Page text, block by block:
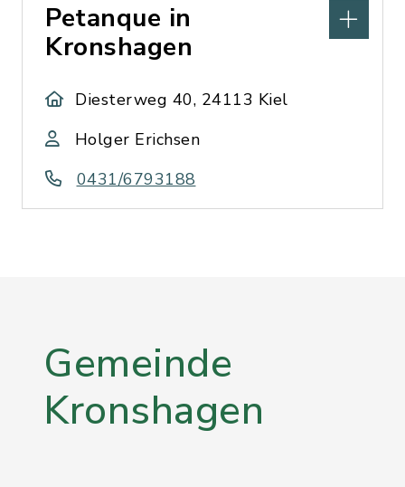
Petanque in
Kronshagen
Diesterweg 40, 24113 Kiel
Holger Erichsen
0431/6793188
Gemeinde
Kronshagen